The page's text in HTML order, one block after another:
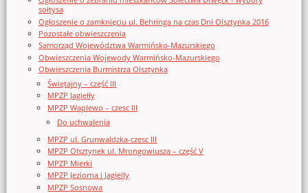
sołtysa
Ogłoszenie o zamknięciu ul. Behringa na czas Dni Olsztynka 2016
Pozostałe obwieszczenia
Samorząd Województwa Warmińsko-Mazurskiego
Obwieszczenia Wojewody Warmińsko-Mazurskiego
Obwieszczenia Burmistrza Olsztynka
Świętajny – część III
MPZP Jagiełły
MPZP Waplewo – czesc III
Do uchwalenia
MPZP ul. Grunwaldzka-czesc III
MPZP Olsztynek ul. Mrongowiusza – część V
MPZP Mierki
MPZP Jeziorna i Jagielly
MPZP Sosnowa